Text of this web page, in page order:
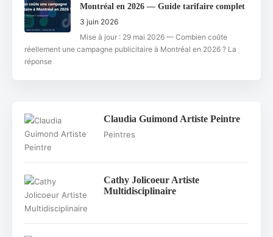
Montréal en 2026 — Guide tarifaire complet
3 juin 2026
Mise à jour : 29 mai 2026 — Combien coûte
réellement une campagne publicitaire à Montréal en 2026 ? La
réponse
Claudia Guimond Artiste Peintre
Peintres
Cathy Jolicoeur Artiste
Multidisciplinaire